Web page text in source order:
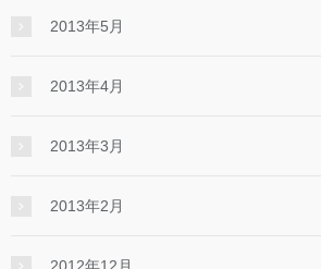
2013年5月
2013年4月
2013年3月
2013年2月